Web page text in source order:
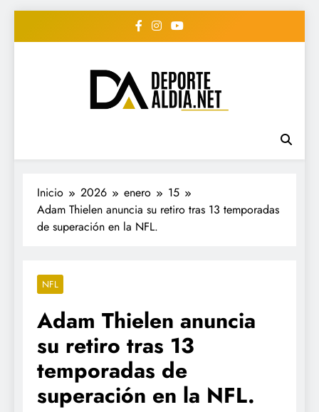
• DEPORTE AL DIA •
"Periodico Deportivo
Digital"
#deportealdiard #deportealdiaperiodico
Inicio 2026 enero
15
Adam Thielen anuncia su retiro tras 13 temporadas
de superación en la NFL.
NFL
Adam Thielen anuncia
su retiro tras 13
temporadas de
superación en la NFL.